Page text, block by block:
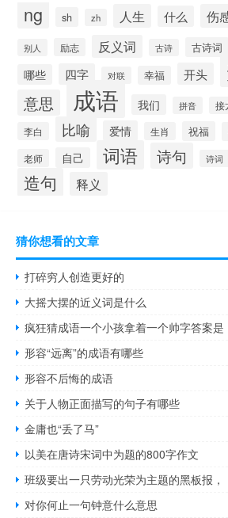
ng sh zh 人生 什么 伤
别人 励志 反义词 古诗 古诗词
哪些 四字 对联 幸福 开头
意思 成语 我们 拼音 接
李白 比喻 爱情 生肖 祝福
老师 自己 词语 诗句 诗词
造句 释义
猜你想看的文章
打碎穷人创造更好的
大摇大摆的近义词是什么
疯狂猜成语一个小孩拿着一个帅字答案是
形容“远离”的成语有哪些
形容不后悔的成语
关于人物正面描写的句子有哪些
金庸也“丢了马”
以美在唐诗宋词中为题的800字作文
班级要出一只劳动光荣为主题的黑板报，
对你何止一句钟意什么意思